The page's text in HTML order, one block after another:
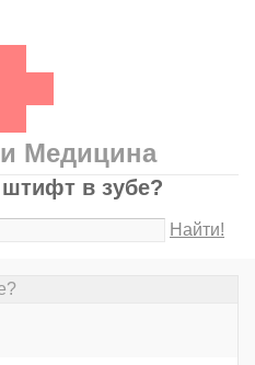
Медицина
в зубе?
Найти!